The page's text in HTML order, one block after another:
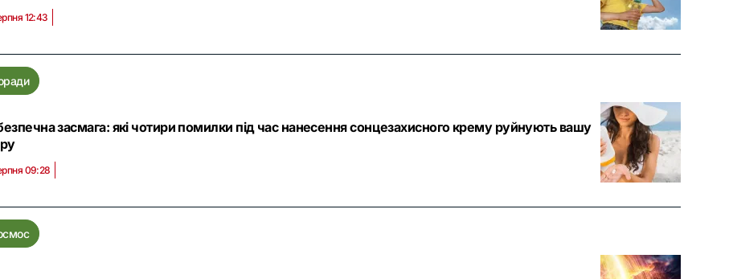
12:43
засмага: які чотири помилки під час нанесення сонцезахисного крему руйнують вашу
09:28